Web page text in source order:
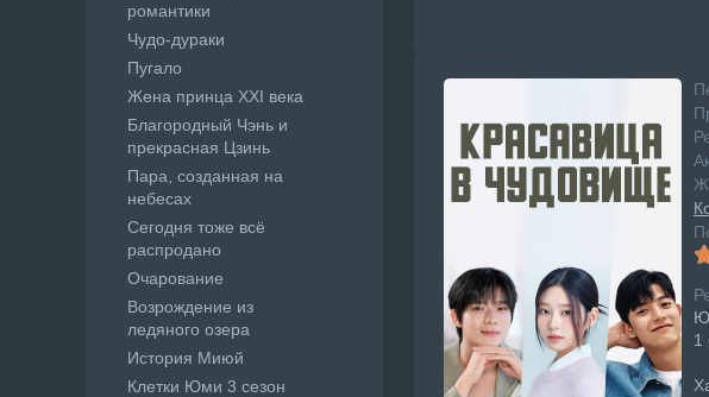
1
романтики
Чудо-дураки
Пугало
Жена принца XXI века
Благородный Чэнь и
прекрасная Цзинь
Пара, созданная на
небесах
Сегодня тоже всё
распродано
Очарование
Возрождение из
ледяного озера
История Миюй
Клетки Юми 3 сезон